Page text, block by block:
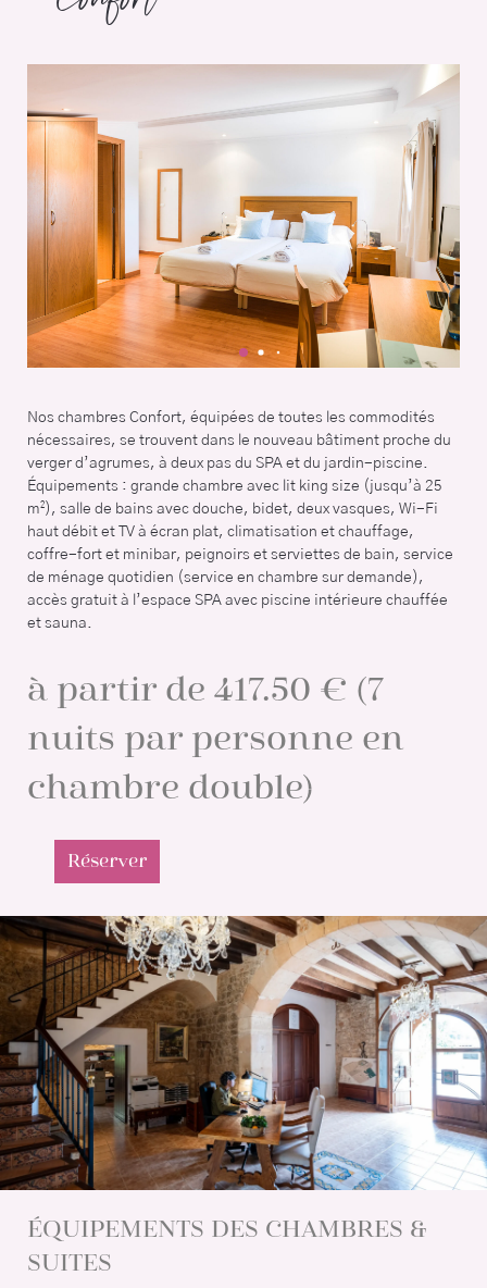
Nos chambres Confort, équipées de toutes les commodités
nécessaires, se trouvent dans le nouveau bâtiment proche du
verger d’agrumes, à deux pas du SPA et du jardin-piscine.
Équipements : grande chambre avec lit king size (jusqu’à 25
m²), salle de bains avec douche, bidet, deux vasques, Wi-Fi
haut débit et TV à écran plat, climatisation et chauffage,
coffre-fort et minibar, peignoirs et serviettes de bain, service
de ménage quotidien (service en chambre sur demande),
accès gratuit à l’espace SPA avec piscine intérieure chauffée
et sauna.
à partir de 417.50 € (7
nuits par personne en
chambre double)
Réserver
ÉQUIPEMENTS DES CHAMBRES &
SUITES